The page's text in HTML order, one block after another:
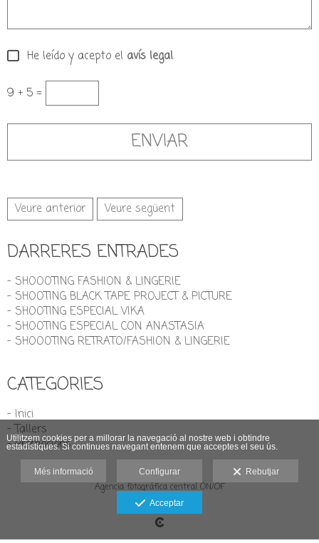
He leído y acepto el avís legal.
9 + 5 =
Veure anterior Veure següent
DARRERES ENTRADES
- SHOOOTING FASHION & LINGERIE
- SHOOTING BLACK TAPE PROJECT & PICTURE
- SHOOTING ESPECIAL VIKA
- SHOOTING ESPECIAL CON ANASTASIA
- SHOOOTING RETRATO/FASHION & LINGERIE
CATEGORIES
- Inici
- Tallers
- Promocions
Agencia fotográfica central ON/OF
Avís legal
Utilitzem cookies per a millorar la navegació al nostre web i obtindre
estadístiques. Si continues navegant entenem que acceptes el seu ús.
Més informació Configurar Rebutjar
Acceptar